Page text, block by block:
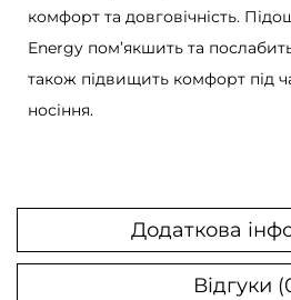
a
n
c
e
D
комфорт та довговічність.
Energy пом’якшить та
також підвищить комфорт під
носіння.
Додаткова
Відгуки